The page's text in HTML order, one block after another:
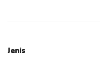
Jenis